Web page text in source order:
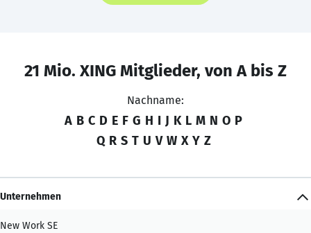
21 Mio. XING Mitglieder, von A bis Z
Nachname:
A B C D E F G H I J K L M N O P
Q R S T U V W X Y Z
Unternehmen
New Work SE